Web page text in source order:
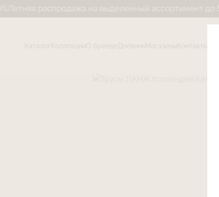
Каталог Коллекции О бренде Дневник Магазины Контакты
распродажа на выделенный ассортимент до 50%